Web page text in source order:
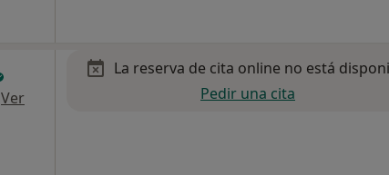
Ver
La reserva de cita online no está
Pedir una cita